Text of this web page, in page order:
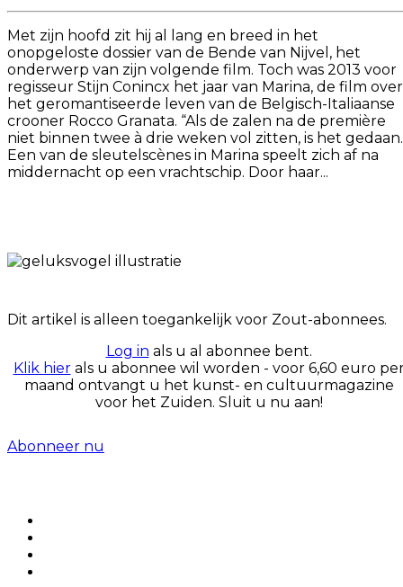
Met zijn hoofd zit hij al lang en breed in het
onopgeloste dossier van de Bende van Nijvel, het
onderwerp van zijn volgende film. Toch was 2013 voor
regisseur Stijn Conincx het jaar van Marina, de film over
het geromantiseerde leven van de Belgisch-Italiaanse
crooner Rocco Granata. “Als de zalen na de première
niet binnen twee à drie weken vol zitten, is het
Een van de sleutelscènes in Marina speelt zich af na
middernacht op een vrachtschip. Door haar...
Dit artikel is alleen toegankelijk voor Zout-abonnees.
Log in als u al abonnee bent.
Klik hierals u abonnee wil worden - voor 6,60 euro
maand ontvangt u het kunst- en cultuurmagazine
voor het Zuiden. Sluit u nu aan!
Abonneer nu